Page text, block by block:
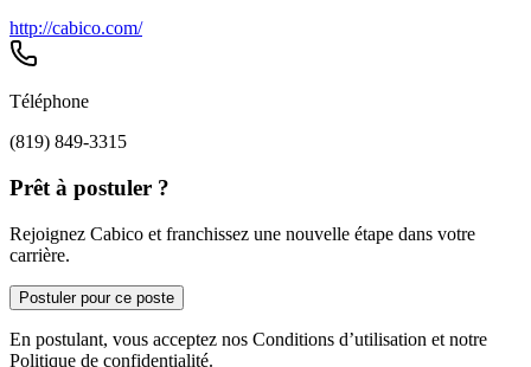
http://cabico.com/
Téléphone
(819) 849-3315
Prêt à postuler ?
Rejoignez Cabico et franchissez une nouvelle étape dans votre
carrière.
Postuler pour ce poste
En postulant, vous acceptez nos Conditions d’utilisation et notre
Politique de confidentialité.